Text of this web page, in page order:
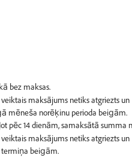
maksājums netiks atgriezts un
mēneša norēķinu perioda beigām.
maksājums netiks atgriezts un
termiņa beigām.